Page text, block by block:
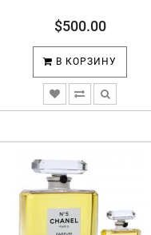
$500.00
В КОРЗИНУ